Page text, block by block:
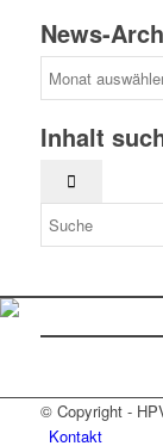
News-
Inhalt
© Copyright -
Kontakt